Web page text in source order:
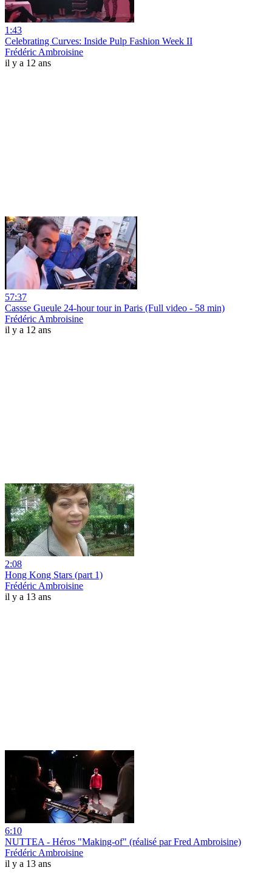
1:43
Celebrating Curves: Inside Pulp Fashion Week II
Frédéric Ambroisine
il y a 12 ans
57:37
Cassse Gueule 24-hour tour in Paris (Full video - 58 min)
Frédéric Ambroisine
il y a 12 ans
2:08
Hong Kong Stars (part 1)
Frédéric Ambroisine
il y a 13 ans
6:10
NUTTEA - Héros "Making-of" (réalisé par Fred Ambroisine)
Frédéric Ambroisine
il y a 13 ans